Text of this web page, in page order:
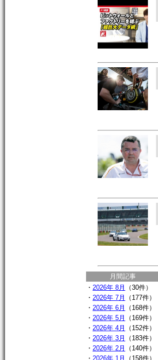
月間記事
・ 2026年 8月
（30件）
・ 2026年 7月
（177件）
・ 2026年 6月
（168件）
・ 2026年 5月
（169件）
・ 2026年 4月
（152件）
・ 2026年 3月
（183件）
・ 2026年 2月
（140件）
・ 2026年 1月 （158件）